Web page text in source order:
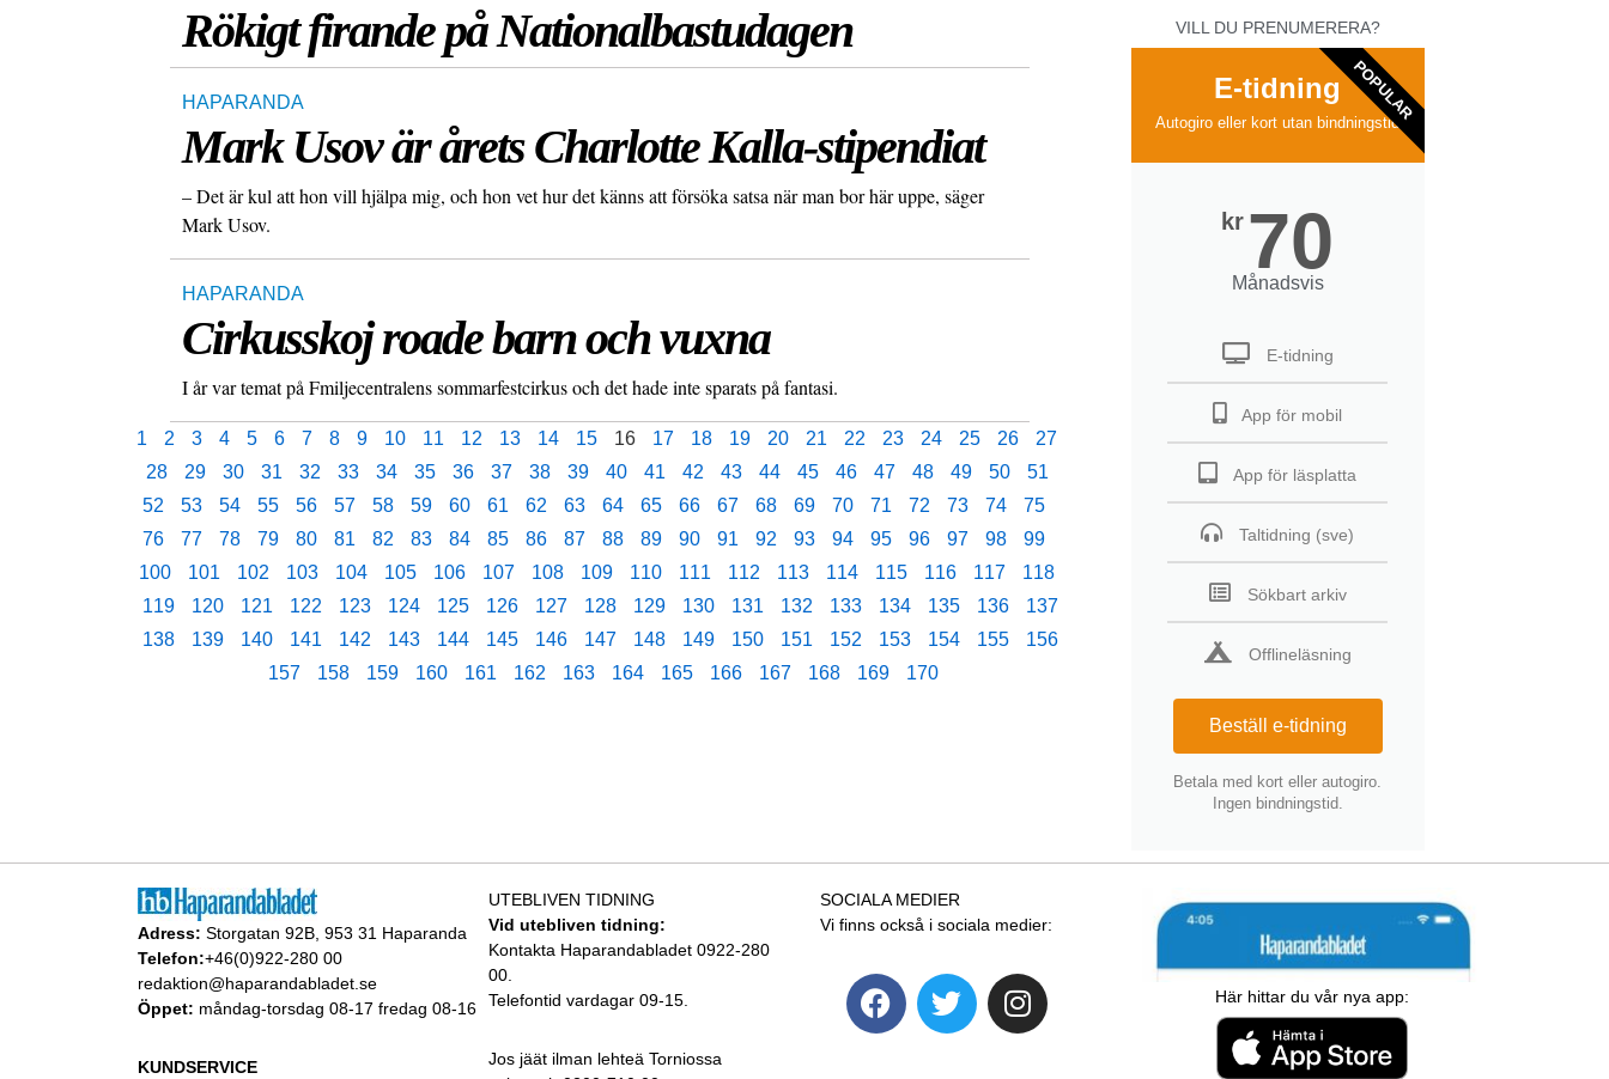
Rökigt firande på Nationalbastudagen
HAPARANDA
Mark Usov är årets Charlotte Kalla-stipendiat
– Det är kul att hon vill hjälpa mig, och hon vet hur det känns att försöka satsa när man bor här uppe, säger
Mark Usov.
HAPARANDA
Cirkusskoj roade barn och vuxna
I år var temat på Fmiljecentralens sommarfestcirkus och det hade inte sparats på fantasi.
1 2 3 4 5 6 7 8 9 10 11 12 13 14 15 16 17 18 19 20 21 22 23 24 25 26
27
28
29 30 31 32 33 34 35 36 37 38 39 40 41 42 43 44 45 46 47 48 49 50
51
52
53 54 55 56 57 58 59 60 61 62 63 64 65 66 67 68 69 70 71 72 73 74
75
76
77 78 79 80 81 82 83 84 85 86 87 88 89 90 91 92 93 94 95 96 97 98
99
100
101 102 103 104 105 106 107 108 109 110 111 112 113 114 115 116 117
118
119
120 121 122 123 124 125 126 127 128 129 130 131 132 133 134 135 136
137
138
139 140 141 142 143 144 145 146 147 148 149 150 151 152 153 154 155
156
157
158 159 160 161 162 163 164 165 166 167 168 169 170
VILL DU PRENUMERERA?
E-tidning
Autogiro eller kort utan bindningstid
kr 70
Månadsvis
E-tidning
App för mobil
App för läsplatta
Taltidning (sve)
Sökbart arkiv
Offlineläsning
Beställ e-tidning
Betala med kort eller autogiro.
Ingen bindningstid.
POPULAR
Adress: Storgatan 92B, 953 31 Haparanda
Telefon:+46(0)922-280 00
redaktion@haparandabladet.se
Öppet: måndag-torsdag 08-17 fredag 08-16
KUNDSERVICE
UTEBLIVEN TIDNING
Vid utebliven tidning:
Kontakta Haparandabladet 0922-280
00.
Telefontid vardagar 09-15.
Jos jäät ilman lehteä Torniossa
SOCIALA MEDIER
Vi finns också i sociala medier:
Här hittar du vår nya app: